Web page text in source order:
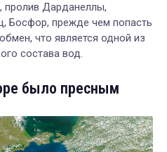
пролив Дарданеллы,
Босфор, прежде чем попасть
что является одной из
состава вод.
было пресным